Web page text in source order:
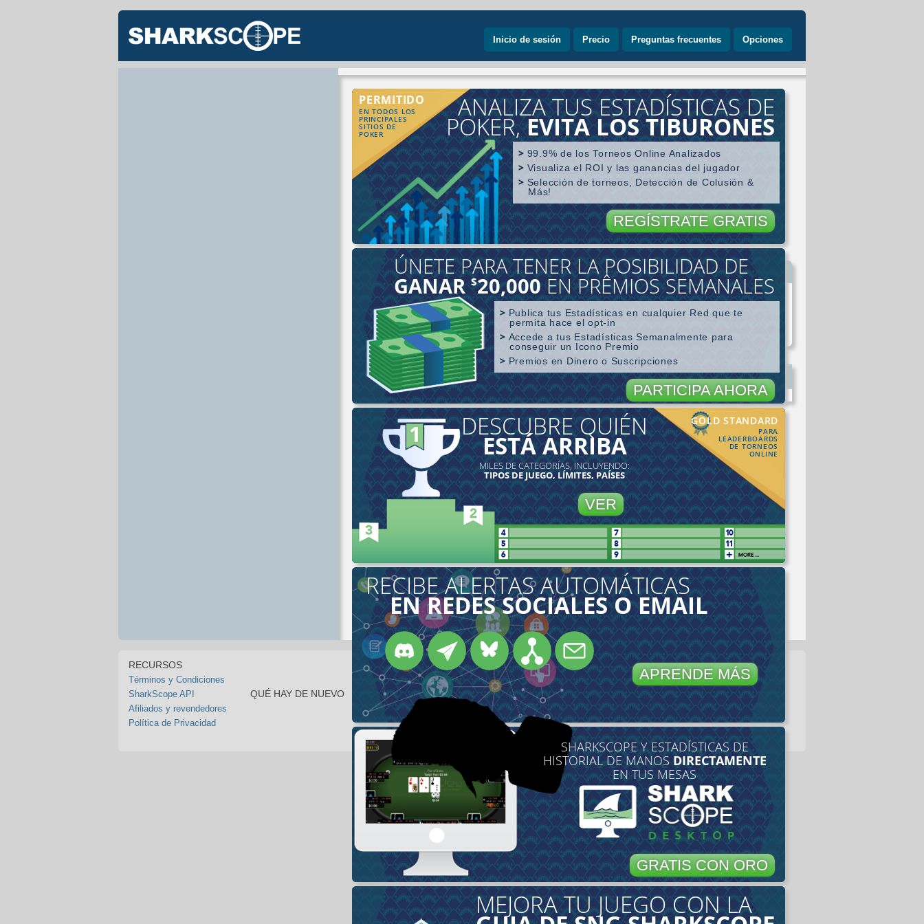
Inicio de sesión Precio Preguntas frecuentes Opciones
PERMITIDO
EN TODOS LOS
PRINCIPALES
SITIOS DE
POKER
ANALIZA TUS ESTADÍSTICAS DE
POKER,EVITA LOS TIBURONES
99.9% de los Torneos Online Analizados
Visualiza el ROI y las ganancias del jugador
Selección de torneos, Detección de Colusión &
Más!
REGÍSTRATE GRATIS
ÚNETE PARA TENER LA POSIBILIDAD DE
GANAR$20,000EN PRÊMIOS SEMANALES
Publica tus Estadísticas en cualquier Red que te
permita hace el opt-in
Accede a tus Estadísticas Semanalmente para
conseguir un Icono Premio
Premios en Dinero o Suscripciones
PARTICIPA AHORA
GOLD STANDARD
PARA
LEADERBOARDS
DE TORNEOS
ONLINE
DESCUBRE QUIÉN
ESTÁ ARRIBA
MILES DE CATEGORÍAS, INCLUYENDO:
TIPOS DE JUEGO, LÍMITES, PAÍSES
VER
RECIBE ALERTAS AUTOMÁTICAS
EN REDES SOCIALES O EMAIL
APRENDE MÁS
SHARKSCOPE Y ESTADÍSTICAS DE
HISTORIAL DE MANOSDIRECTAMENTE
EN TUS MESAS
GRATIS CON ORO
MEJORA TU JUEGO CON LA
Búsqueda por jugador
Cobertura SharkScope
RECURSOS
Términos y Condiciones
SharkScope API
Afiliados y revendedores
Política de Privacidad
QUÉ HAY DE NUEVO